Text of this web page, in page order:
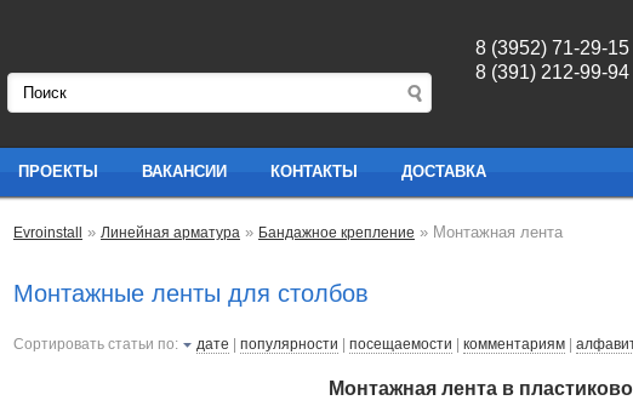
8 (3952) 71-29-15
8 (391) 212-99-
ПРОЕКТЫ ВАКАНСИИ КОНТАКТЫ ДОСТАВКА
Evroinstall » Линейная арматура » Бандажное крепление » Монтажная лента
Монтажные ленты для столбов
Сортировать статьи по: дате популярности посещаемости комментариям
Монтажная лента в